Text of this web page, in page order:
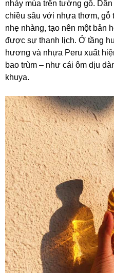
nhảy múa trên tường gỗ.
chiều sâu với nhựa thơm, gỗ
nhẹ nhàng, tạo nên một bản
được sự thanh lịch. Ở tầng
hương và nhựa Peru xuất
bao trùm – như cái ôm dịu
khuya.